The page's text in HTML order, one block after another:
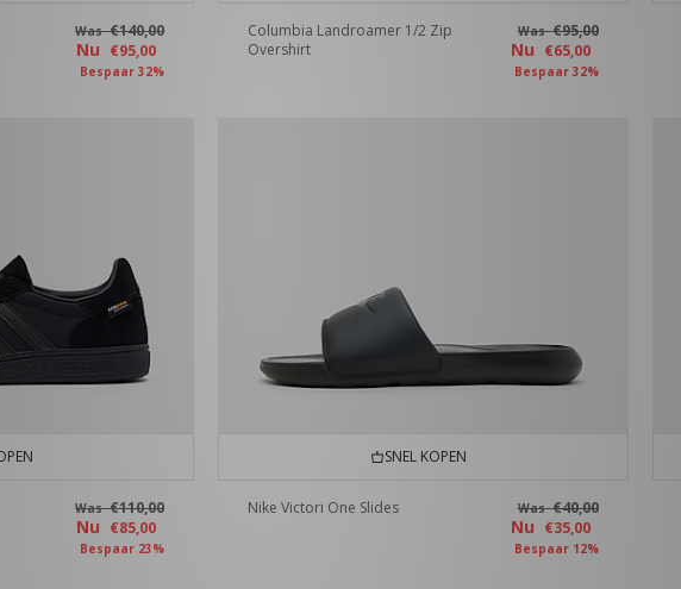
Was€140,00
Nu €95,00
Bespaar 32%
Columbia Landroamer 1/2 Zip
Overshirt
Was€95,00
Nu €65,00
Bespaar 32%
Was€110,00
Nu €85,00
Bespaar 23%
SNEL KOPEN
Nike Victori One Slides Was€40,00
Nu €35,00
Bespaar 12%